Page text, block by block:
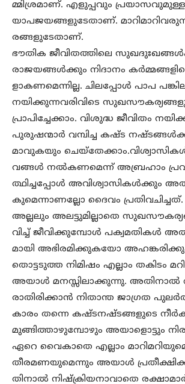
മ്മിശ്രമാണ്. എളുപ്പവും
യാപജയങ്ങളുടേതാണ്.
രങ്ങളുടേതാണ്.
ഭൗതിക ജീവിതത്തിലെ
രാജയങ്ങൾക്കും നിദാനം
ളാകണമെന്നില്ല. ചിലപ്പോൾ പാപ
നയിക്കുന്നവരിവിടെ
പ്രാപിച്ചേക്കാം. വിശുദ്ധ ജീവിതം
പുരുഷന്മാർ വമ്പിച്ച കഷ്ട
മാവുകയും
വങ്ങൾ നൽകണമെന്ന് അബ്രഹാം
ത്ഥിച്ചപ്പോൾ അവിശ്വാസികൾക്കും
കുമെന്നാണല്ലോ ദൈവം പ്രതിവചിച്ചത്.
അല്ലലും അലട്ടുമില്ലാതെ
വിച്ച് ജീവിക്കുമ്പോൾ പക്വമതികൾ
മായി അഭിരമിക്കുകയോ
തൊട്ടടുത്ത നിമിഷം എല്ലാം തകിടം
അയാൾ മനസ്സിലാക്കുന്നു.
രാതിരിക്കാൻ നിതാന്ത ജാഗ്രത
കാരം തന്നെ കഷ്ടനഷ്ടങ്ങളുടെ
മുങ്ങിത്താഴുമ്പോഴും അയാളൊട്ടും
ഏറെ വൈകാതെ എല്ലാം
തീരമണയുമെന്നും അയാൾ
തിനാൽ നിഷ്ക്രിയനാവാതെ